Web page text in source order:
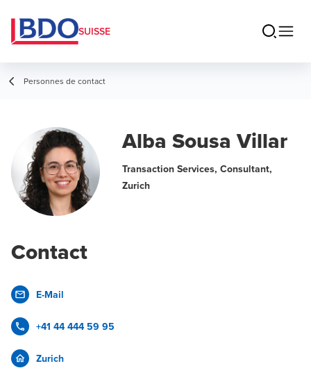
SUISSE
Personnes de contact
Alba Sousa Villar
Transaction Services, Consultant,
Zurich
Contact
E-Mail
+41 44 444 59 95
Zurich